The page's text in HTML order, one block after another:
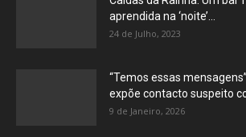
aprendida na ‘noite’...
24 de Julho, 2023
“Temos essas
expõe contacto suspeito
9 de Janeiro, 2026